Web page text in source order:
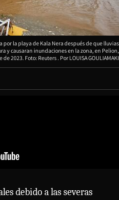
por la playa de Kala Nera después de que lluvias
y causaran inundaciones en la zona, en Pelion,
de 2023. Foto: Reuters
LOUISA GOULIAMAKI
debido a las severas